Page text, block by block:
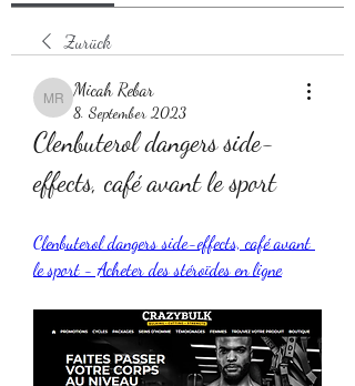
Zurück
Micah Rebar
Micah Rebar
8. September 2023
Clenbuterol dangers side-
effects, café avant le sport
Clenbuterol dangers side-effects, café avant
le sport - Acheter des stéroïdes en ligne